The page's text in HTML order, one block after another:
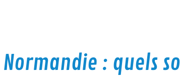
: quels